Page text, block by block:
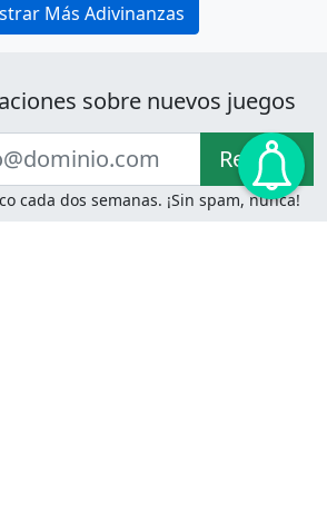
Más Adivinanzas
sobre nuevos juegos
Recibir!
cada dos semanas. ¡Sin spam, nunca!